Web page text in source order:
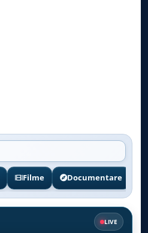
Filme Documentare
LIVE